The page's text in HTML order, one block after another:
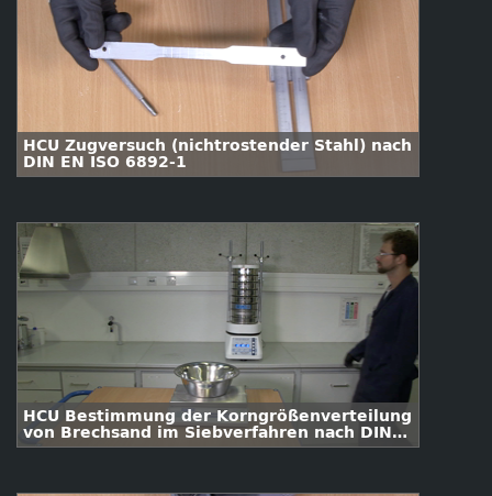
HCU Zugversuch (nichtrostender Stahl) nach
DIN EN ISO 6892-1
HCU Bestimmung der Korngrößenverteilung
von Brechsand im Siebverfahren nach DIN
EN 933-2